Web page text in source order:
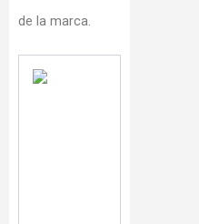
de la marca.